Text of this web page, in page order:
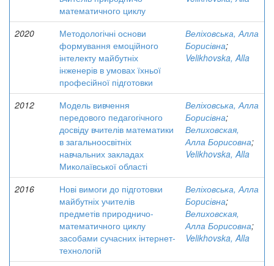
математичного циклу
2020
Методологічні основи
формування емоційного
інтелекту майбутніх
інженерів в умовах їхньої
професійної підготовки
Веліховська, Алла
Борисівна;
Velikhovska, Alla
2012
Модель вивчення
передового педагогічного
досвіду вчителів математики
в загальноосвітніх
навчальних закладах
Миколаївської області
Веліховська, Алла
Борисівна;
Велиховская,
Алла Борисовна;
Velikhovska, Alla
2016
Нові вимоги до підготовки
майбутніх учителів
предметів природничо-
математичного циклу
засобами сучасних інтернет-
технологій
Веліховська, Алла
Борисівна;
Велиховская,
Алла Борисовна;
Velikhovska, Alla